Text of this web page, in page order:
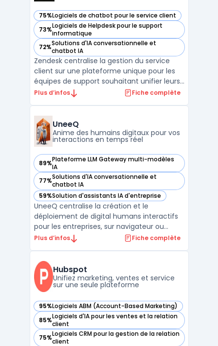
75%Logiciels de chatbot pour le service client
— voir Zendesk dans cette catégorie
73%Logiciels de Helpdesk pour le support
informatique
— voir Zendesk dans cette catégorie
72%Solutions d'IA conversationnelle et
chatbot IA
— voir Zendesk dans cette catégorie
Zendesk centralise la gestion du service
client sur une plateforme unique pour les
équipes de support souhaitant unifier leurs
échanges sur tous les canaux. Cette
par l’email, le téléphone, les réseaux sociaux
ou le chat, et ...
Plus d’infos Fiche complète
UneeQ
Anime des humains digitaux pour vos
interactions en temps réel
89%Plateforme LLM Gateway multi-modèles
IA
— voir UneeQ dans cette catégorie
77%Solutions d'IA conversationnelle et
chatbot IA
— voir UneeQ dans cette catégorie
59%Solution d'assistants IA d'entreprise
— voir UneeQ dans cette catégorie
UneeQ centralise la création et le
déploiement de digital humans interactifs
pour les entreprises, sur navigateur ou
mobile. Cette solution s’adresse aux
clients, la formation ou la relation d’accueil.
Les usages p ...
Plus d’infos Fiche complète
Hubspot
Unifiez marketing, ventes et service
sur une seule plateforme
95%Logiciels ABM (Account-Based Marketing)
— voir Hubspot dans cette catégorie
85%Logiciels d'IA pour les ventes et la relation
client
— voir Hubspot dans cette catégorie
75%Logiciels CRM pour la gestion de la relation
client
— voir Hubspot dans cette catégorie